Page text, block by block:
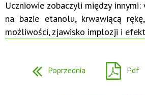
Uczniowie zobaczyli między
na bazie etanolu, krwawiącą
możliwości, zjawisko implozji i
Poprzednia Pdf